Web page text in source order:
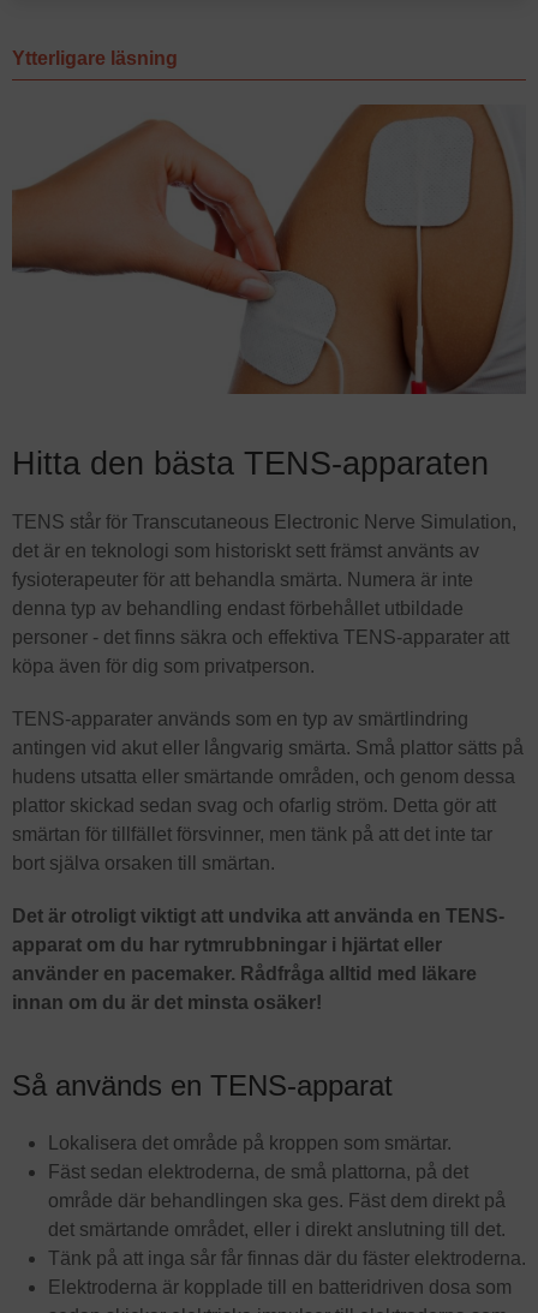
Ytterligare läsning
Hitta den bästa TENS-apparaten
TENS står för Transcutaneous Electronic Nerve Simulation,
det är en teknologi som historiskt sett främst använts av
fysioterapeuter för att behandla smärta. Numera är inte
denna typ av behandling endast förbehållet utbildade
personer - det finns säkra och effektiva TENS-apparater att
köpa även för dig som privatperson.
TENS-apparater används som en typ av smärtlindring
antingen vid akut eller långvarig smärta. Små plattor sätts på
hudens utsatta eller smärtande områden, och genom dessa
plattor skickad sedan svag och ofarlig ström. Detta gör att
smärtan för tillfället försvinner, men tänk på att det inte tar
bort själva orsaken till smärtan.
Det är otroligt viktigt att undvika att använda en TENS-
apparat om du har rytmrubbningar i hjärtat eller
använder en pacemaker. Rådfråga alltid med läkare
innan om du är det minsta osäker!
Så används en TENS-apparat
Lokalisera det område på kroppen som smärtar.
Fäst sedan elektroderna, de små plattorna, på det
område där behandlingen ska ges. Fäst dem direkt på
det smärtande området, eller i direkt anslutning till det.
Tänk på att inga sår får finnas där du fäster elektroderna.
Elektroderna är kopplade till en batteridriven dosa som